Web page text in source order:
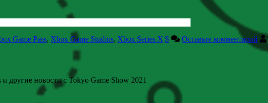
Game Pass, Xbox Game Studios, Xbox Series X|S Оставьте комментарий
другие новости с Tokyo Game Show 2021